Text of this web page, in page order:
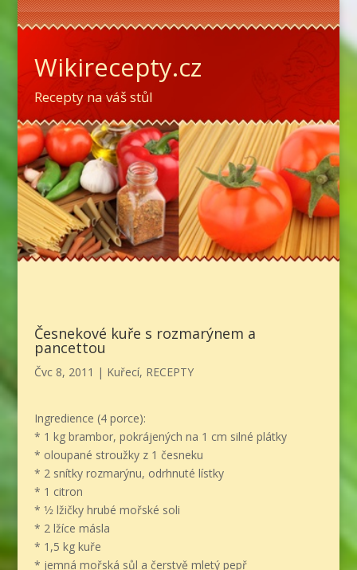
Wikirecepty.cz
Recepty na váš stůl
Česnekové kuře s rozmarýnem a
pancettou
Čvc 8, 2011 | Kuřecí, RECEPTY
Ingredience (4 porce):
* 1 kg brambor, pokrájených na 1 cm silné plátky
* oloupané stroužky z 1 česneku
* 2 snítky rozmarýnu, odrhnuté lístky
* 1 citron
* 1⁄2 lžičky hrubé mořské soli
* 2 lžíce másla
* 1,5 kg kuře
* jemná mořská sůl a čerstvě mletý pepř